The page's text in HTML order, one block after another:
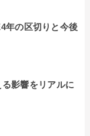
年の区切りと今後
影響をリアルに